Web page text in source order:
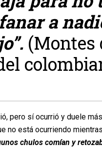
a
(Montes
pero sí ocurrió y duele
no está ocurriendo
chulos comían y